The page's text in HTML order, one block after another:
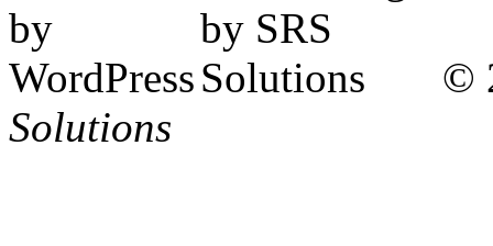
©
Solutions